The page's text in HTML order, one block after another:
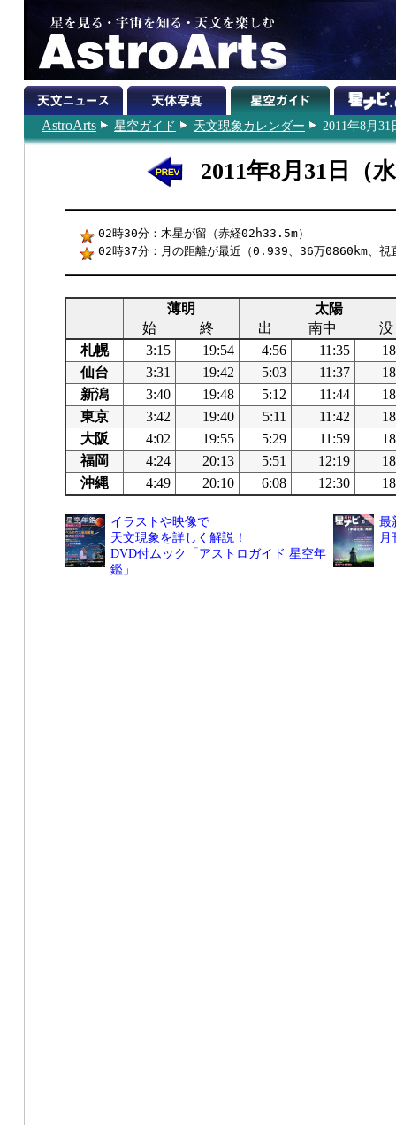
AstroArts 星空ガイド 天文現象カレンダー 2011年8月31
2011年8月31日（
02時30分：木星が留（赤経02h33.5m）
02時37分：月の距離が最近（0.939、36万0860km、
薄明
太陽
始
終 出 南中
没
札幌
3:15 19:54 4:56 11:35
仙台
3:31 19:42 5:03 11:37
新潟
3:40 19:48 5:12 11:44
東京
3:42 19:40 5:11 11:42
大阪
4:02 19:55 5:29 11:59
福岡
4:24 20:13 5:51 12:19
沖縄
4:49 20:10 6:08 12:30
イラストや映像で
天文現象を詳しく解説！
DVD付ムック「アストロガイド 星空年
鑑」
最
月